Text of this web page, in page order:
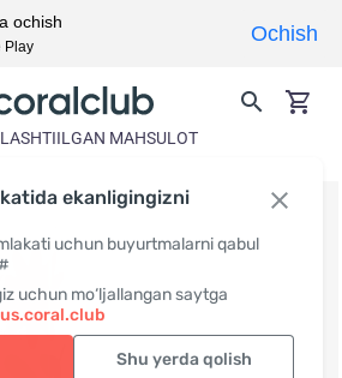
ekanligingizni
uchun buyurtmalarni qabul
uchun mo‘ljallangan saytga
us.coral.club
Shu yerda qolish
MAHSULOT
ochish
Play
Ochish